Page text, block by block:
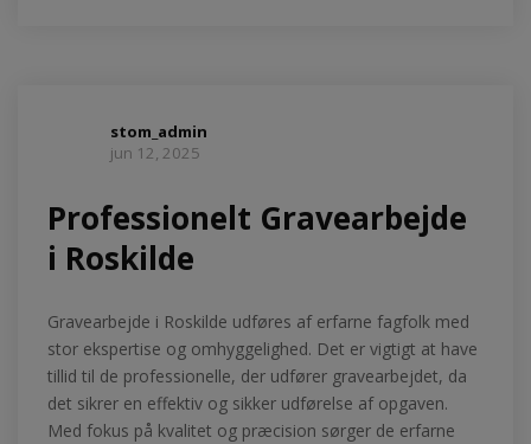
stom_admin
jun 12, 2025
Professionelt Gravearbejde
i Roskilde
Gravearbejde i Roskilde udføres af erfarne fagfolk med
stor ekspertise og omhyggelighed. Det er vigtigt at have
tillid til de professionelle, der udfører gravearbejdet, da
det sikrer en effektiv og sikker udførelse af opgaven.
Med fokus på kvalitet og præcision sørger de erfarne